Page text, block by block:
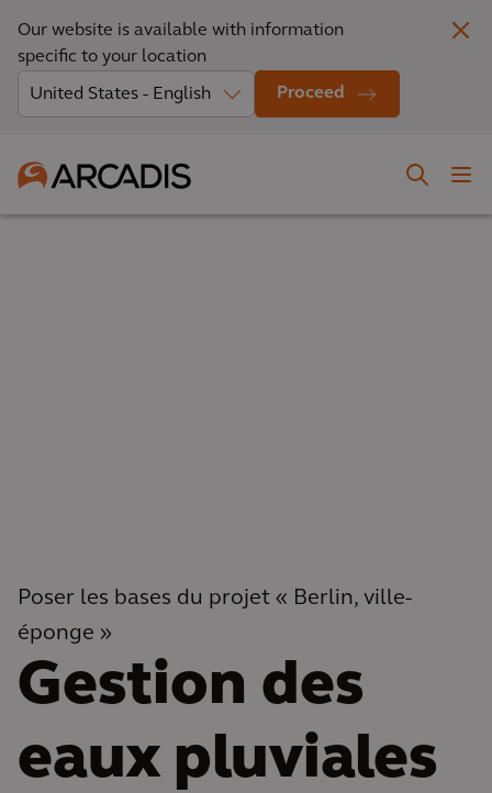
Our website is available with information
specific to your location
Proceed
Poser les bases du projet « Berlin, ville-
éponge »
Gestion des
eaux pluviales